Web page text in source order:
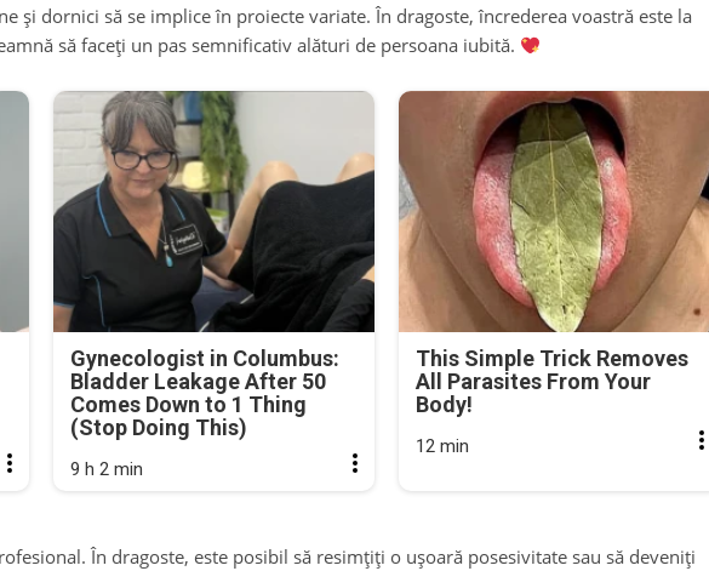
și dornici să se implice în proiecte variate. În dragoste, încrederea voastră este la
să faceți un pas semnificativ alături de persoana iubită.
Gynecologist in Columbus:
Bladder Leakage After 50
Comes Down to 1 Thing
(Stop Doing This)
9 h 2 min
This Simple Trick Removes
All Parasites From Your
Body!
12 min
În dragoste, este posibil să resimțiți o ușoară posesivitate sau să deveniți